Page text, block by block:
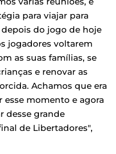
para viajar para
do jogo de hoje
jogadores voltarem
as suas famílias, se
e renovar as
Achamos que era
momento e agora
desse grande
de Libertadores",